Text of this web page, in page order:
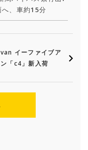
、車約15分
イーファイブア
「c4」新入荷